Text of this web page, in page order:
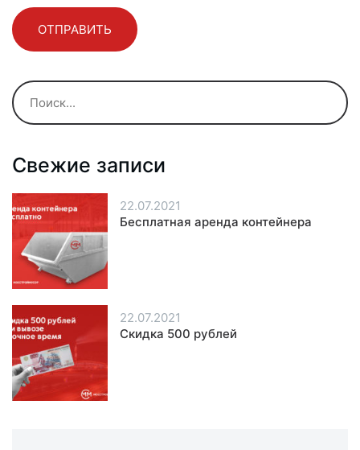
Свежие записи
22.07.2021
Бесплатная аренда контейнера
22.07.2021
Скидка 500 рублей